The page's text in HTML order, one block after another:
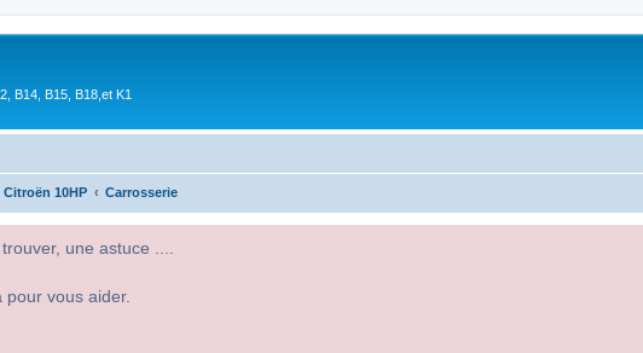
B14, B15, B18,et K1
10HP Carrosserie
une astuce ....
vous aider.